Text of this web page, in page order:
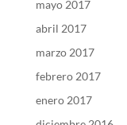
mayo 2017
abril 2017
marzo 2017
febrero 2017
enero 2017